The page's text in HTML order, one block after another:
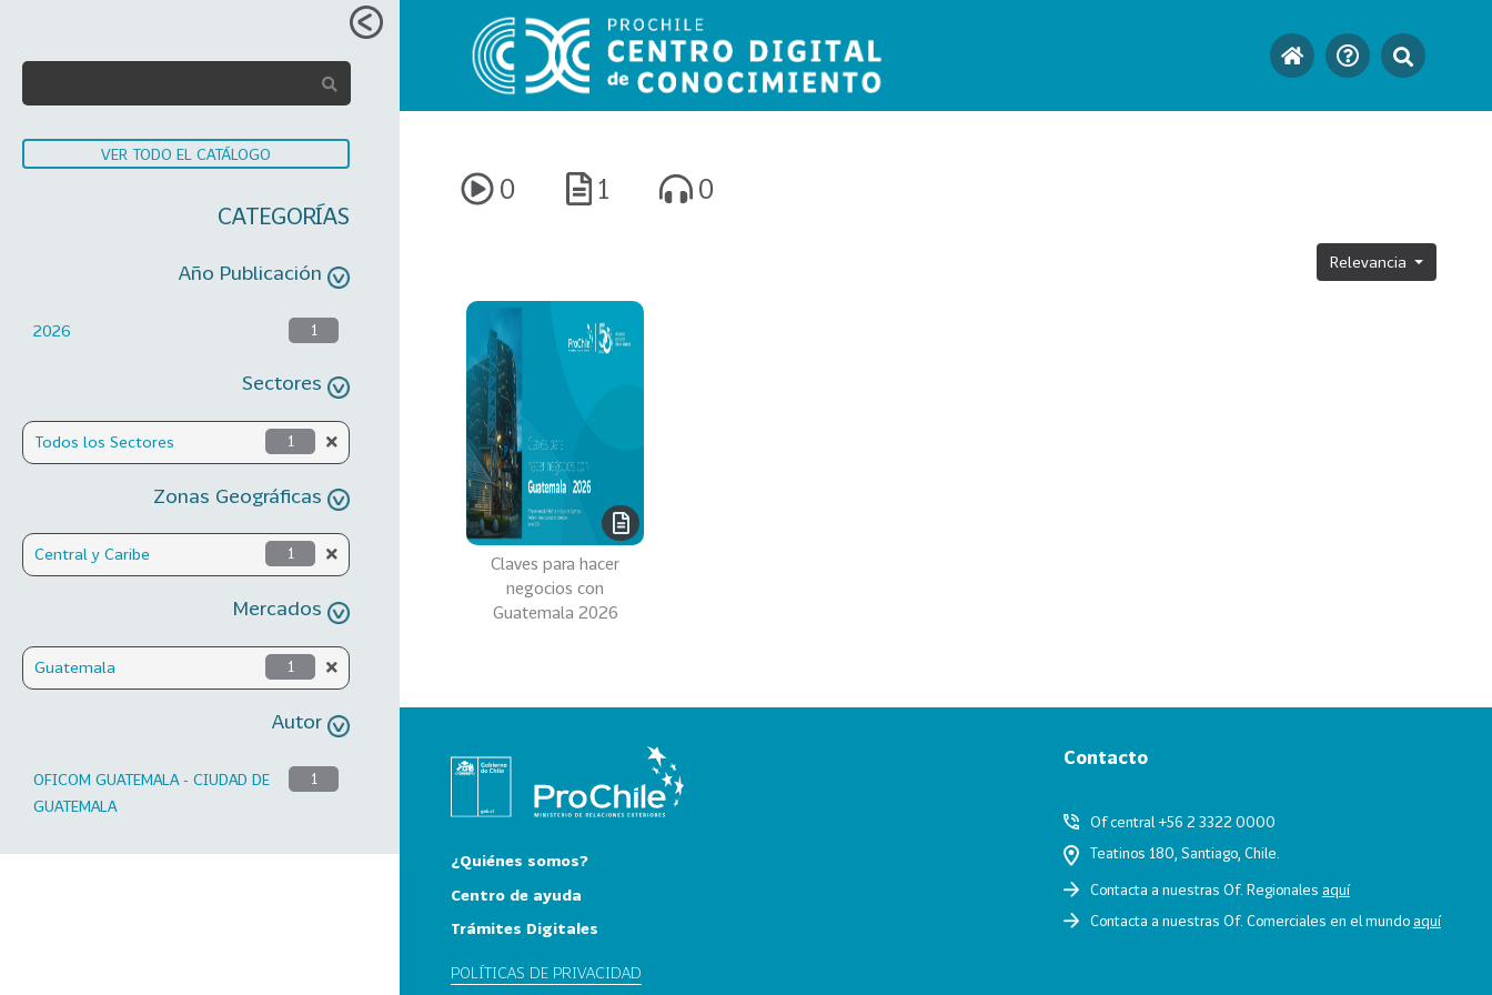
VER TODO EL CATÁLOGO
CATEGORÍAS
Año Publicación
2026 1
Sectores
Todos los Sectores 1
Zonas Geográficas
Central y Caribe 1
Mercados
Guatemala 1
Autor
OFICOM GUATEMALA - CIUDAD DE
GUATEMALA
1
0 1 0
Relevancia
Claves para hacer
negocios con
Guatemala 2026
¿Quiénes somos?
Centro de ayuda
Trámites Digitales
POLÍTICAS DE PRIVACIDAD
Contacto
Of central +56 2 3322 0000
Teatinos 180, Santiago, Chile.
Contacta a nuestras Of. Regionales aquí
Contacta a nuestras Of. Comerciales en el mundoaquí